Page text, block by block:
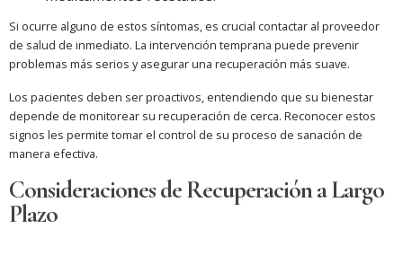
Si ocurre alguno de estos síntomas, es crucial contactar al proveedor
de salud de inmediato. La intervención temprana puede prevenir
problemas más serios y asegurar una recuperación más suave.
Los pacientes deben ser proactivos, entendiendo que su bienestar
depende de monitorear su recuperación de cerca. Reconocer estos
signos les permite tomar el control de su proceso de sanación de
manera efectiva.
Consideraciones de Recuperación a Largo
Plazo